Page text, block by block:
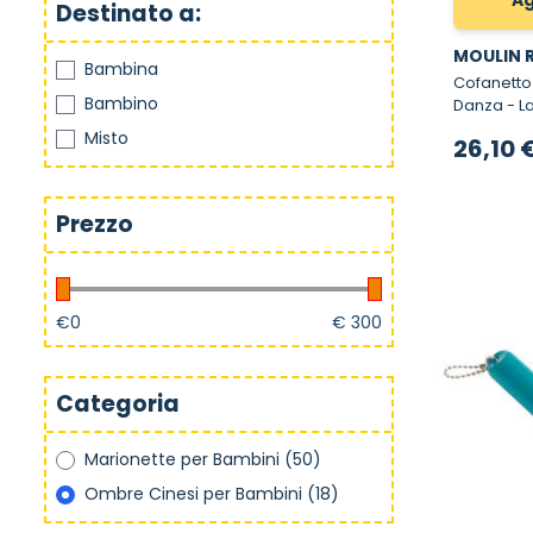
Destinato a:
Bambina
Bambino
Misto
Prezzo
€0 € 300
Categoria
Marionette per Bambini (50)
Ombre Cinesi per Bambini (18)
MOULIN
Danza - Lampada Proietta 5 Storie della
26,10